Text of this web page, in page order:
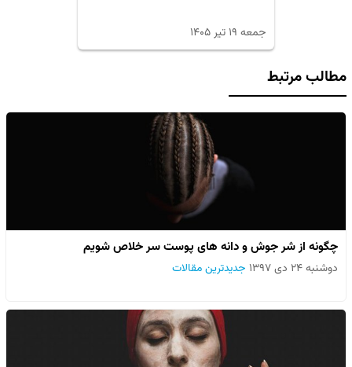
جمعه ۱۹ تیر ۱۴۰۵
مطالب مرتبط
چگونه از شر جوش و دانه های پوست سر خلاص شویم
دوشنبه ۲۴ دی ۱۳۹۷ جدیدترین مقالات